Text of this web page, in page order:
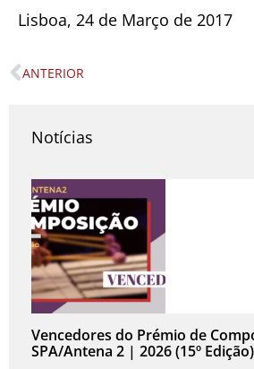
Lisboa, 24 de Março de 2017
Prev
ANTERIOR
Notícias
Vencedores do Prémio de
SPA/Antena 2 | 2026 (15º Edição)